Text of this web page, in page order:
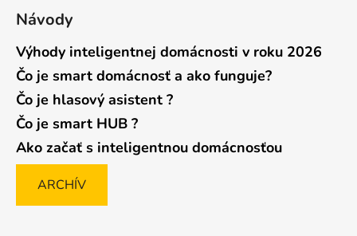
Návody
Výhody inteligentnej domácnosti v roku 2026
Čo je smart domácnosť a ako funguje?
Čo je hlasový asistent ?
Čo je smart HUB ?
Ako začať s inteligentnou domácnosťou
ARCHÍV